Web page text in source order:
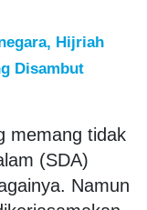
Hijriah
Disambut
memang tidak
(SDA)
Namun